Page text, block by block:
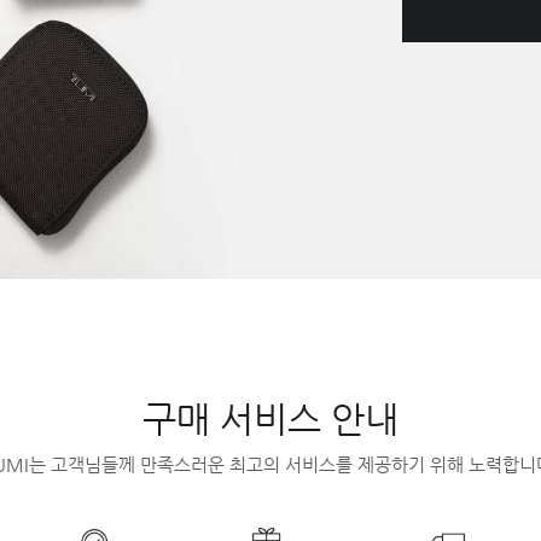
구매 서비스 안내
는 고객님들께 만족스러운 최고의 서비스를 제공하기 위해 노력합니